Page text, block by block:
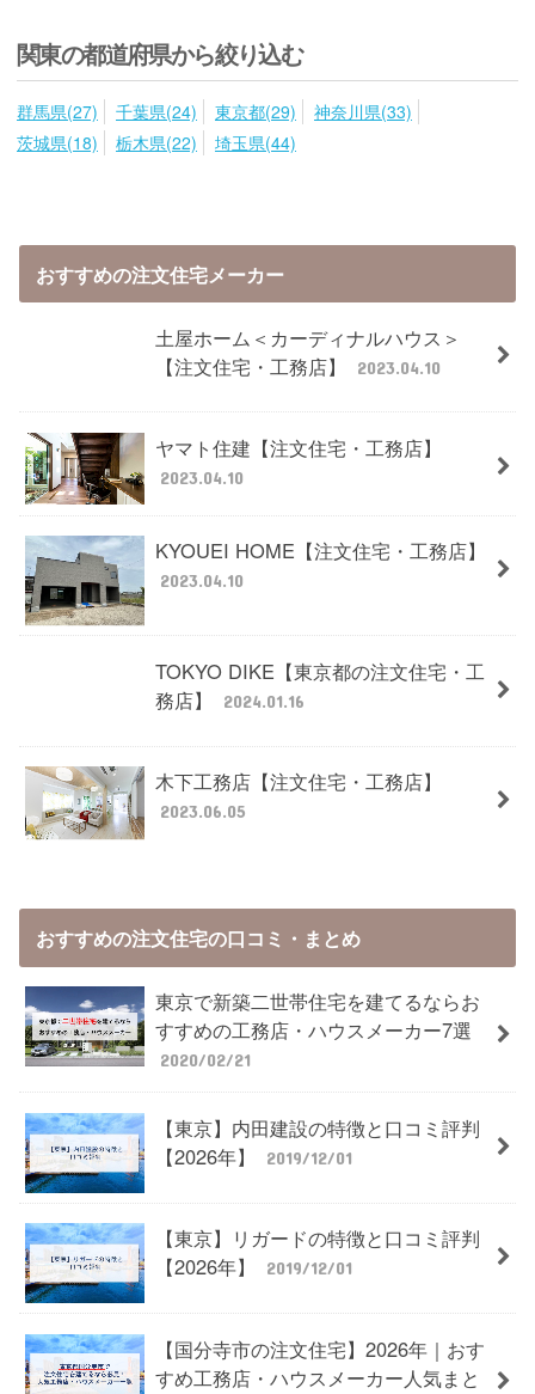
関東の都道府県から絞り込む
群馬県(27) 千葉県(24) 東京都(29)
神奈川県(33)
茨城県(18)
栃木県(22) 埼玉県(44)
おすすめの注文住宅メーカー
土屋ホーム＜カーディナルハウス＞
【注文住宅・工務店】
2023.04.10
ヤマト住建【注文住宅・工務店】
2023.04.10
KYOUEI HOME【注文住宅・工務店】
2023.04.10
TOKYO DIKE【東京都の注文住宅・工
務店】
2024.01.16
木下工務店【注文住宅・工務店】
2023.06.05
おすすめの注文住宅の口コミ・まとめ
東京で新築二世帯住宅を建てるならお
すすめの工務店・ハウスメーカー7選
2020/02/21
【東京】内田建設の特徴と口コミ評判
【2026年】
2019/12/01
【東京】リガードの特徴と口コミ評判
【2026年】
2019/12/01
【国分寺市の注文住宅】2026年｜おす
すめ工務店・ハウスメーカー人気まと